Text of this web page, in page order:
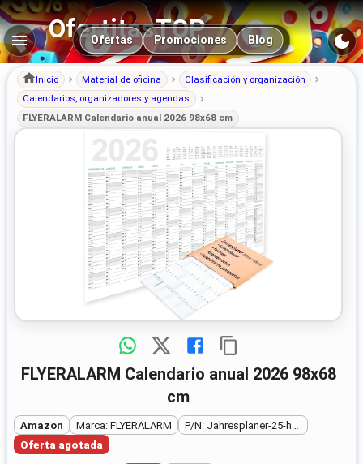
OfertitasTOP
Navegación principal
Ofertas Promociones Blog
Inicio Material de oficina
Clasificación y organización
Calendarios, organizadores y agendas
FLYERALARM Calendario anual 2026 98x68 cm
FLYERALARM Calendario anual 2026 98x68
cm
Amazon Marca: FLYERALARM
Oferta agotada